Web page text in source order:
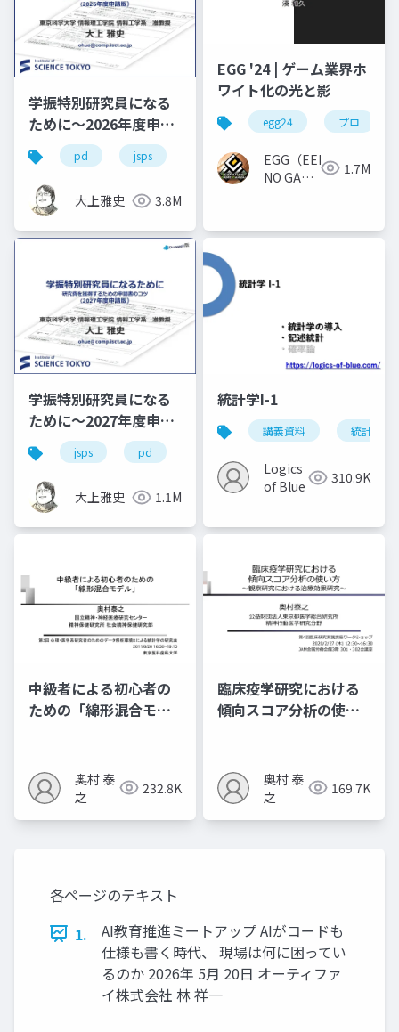
学振特別研究員になる
ために～2026年度申請
版
pd jsps dc1
大上雅史 3.8M
EGG '24 | ゲーム業界ホ
ワイト化の光と影
egg24 プロ
EGG（EEKANJI
NO GAME
1.7M
学振特別研究員になる
ために～2027年度申請
版
jsps pd
大上雅史 1.1M
統計学I-1
講義資料 統計学
Logics
of Blue
310.9K
中級者による初心者の
ための「綿形混合モデ
奥村 泰
之
232.8K
臨床疫学研究における
傾向スコア分析の使い
奥村 泰
之
169.7K
各ページのテキスト
1.
AI教育推進ミートアップ AIがコードも
仕様も書く時代、 現場は何に困ってい
るのか 2026年 5月 20日 オーティファ
イ株式会社 林 祥一